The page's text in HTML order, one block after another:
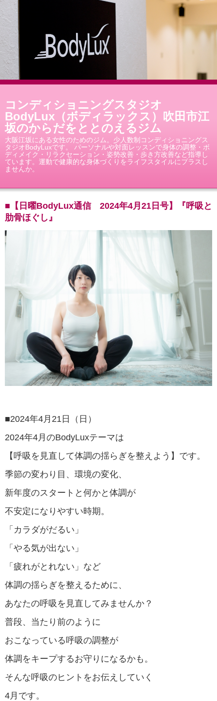
コンディショニングスタジオ
BodyLux（ボディラックス）吹田市江
坂のからだをととのえるジム
大阪江坂にある女性のためのジム。少人数制コンディショニングス
タジオBodyLuxです。 パーソナルや対面レッスンで身体の調整・ボ
ディメイク・リラクセーション・姿勢改善・歩き方改善など指導し
ています。運動で健康的な身体づくりをライフスタイルにプラスし
ませんか。
■【日曜BodyLux通信 2024年4月21日号】『呼吸と
肋骨ほぐし』
■2024年4月21日（日）
2024年4月のBodyLuxテーマは
【呼吸を見直して体調の揺らぎを整えよう】です。
季節の変わり目、環境の変化、
新年度のスタートと何かと体調が
不安定になりやすい時期。
「カラダがだるい」
「やる気が出ない」
「疲れがとれない」など
体調の揺らぎを整えるために、
あなたの呼吸を見直してみませんか？
普段、当たり前のように
おこなっている呼吸の調整が
体調をキープするお守りになるかも。
そんな呼吸のヒントをお伝えしていく
4月です。